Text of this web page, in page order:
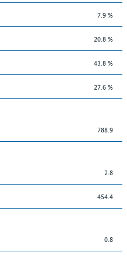
7.9 %
20.8 %
43.8 %
27.6 %
788.9
2.8
454.4
0.8